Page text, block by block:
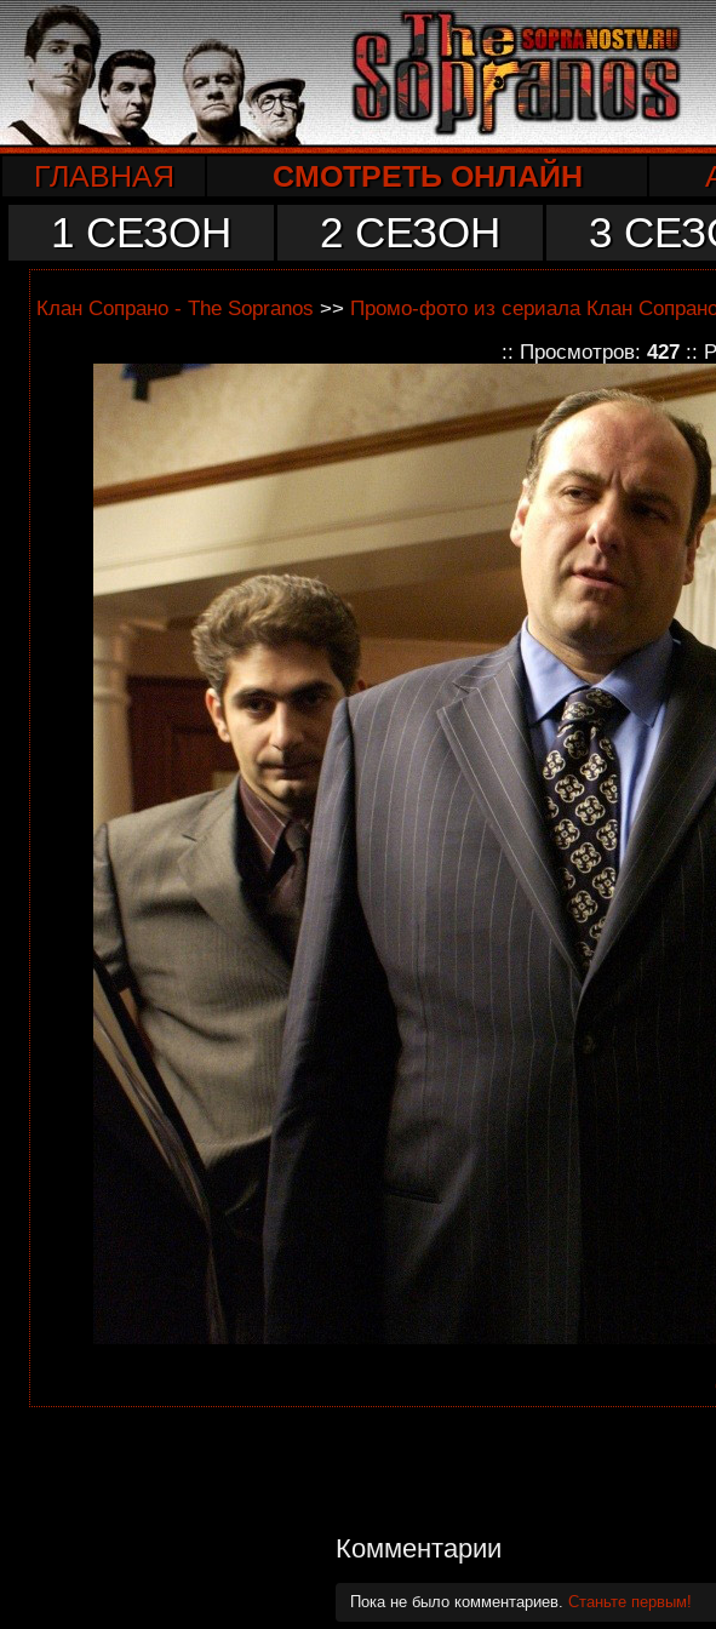
ГЛАВНАЯ СМОТРЕТЬ ОНЛАЙН
1 СЕЗОН 2 СЕЗОН 3
Клан Сопрано - The Sopranos >> Промо-фото из сериала Клан
:: Просмотров: 427::
Комментарии
Пока не было комментариев. Станьте первым!